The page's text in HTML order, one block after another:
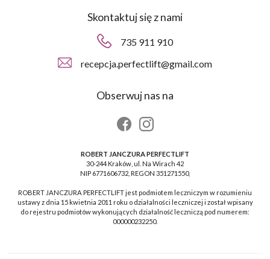
Skontaktuj się z nami
735 911 910
recepcja.perfectlift@gmail.com
Obserwuj nas na
ROBERT JANCZURA PERFECTLIFT
30-244 Kraków, ul. Na Wirach 42
NIP 6771606732, REGON 351271550,
ROBERT JANCZURA PERFECTLIFT jest podmiotem leczniczym w rozumieniu
ustawy z dnia 15 kwietnia 2011 roku o działalności leczniczej i został wpisany
do rejestru podmiotów wykonujących działalność leczniczą pod numerem:
000000232250.